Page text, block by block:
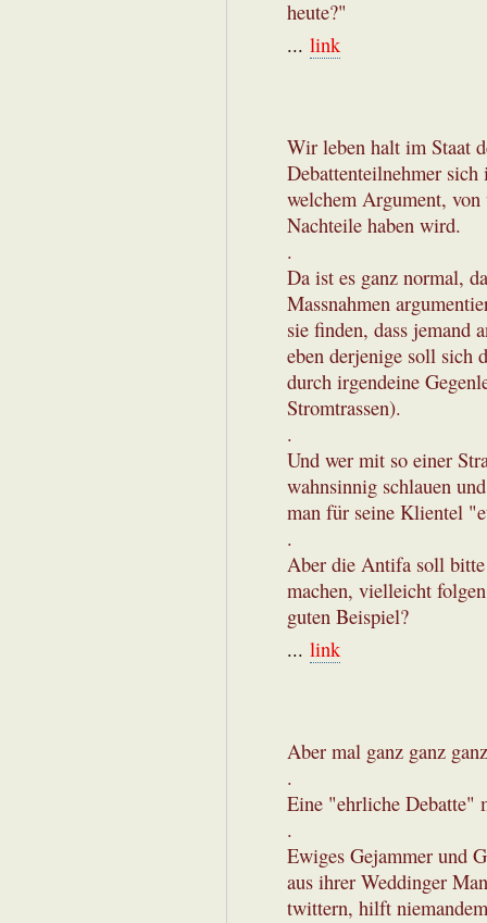
heute?"
... link
Wir leben halt im Staat
Debattenteilnehmer
welchem Argument,
Nachteile haben wird.
.
Da ist es ganz normal,
Massnahmen
sie finden, dass jemand
eben derjenige soll sich
durch irgendeine
Stromtrassen).
.
Und wer mit so einer
wahnsinnig schlauen
man für seine Klientel
.
Aber die Antifa soll
machen, vielleicht
guten Beispiel?
... link
Aber mal ganz ganz
.
Eine "ehrliche Debatte"
.
Ewiges Gejammer und
aus ihrer Weddinger
twittern, hilft